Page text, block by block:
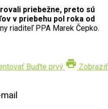
priebežne, preto sú
v priebehu pol roka od
riaditeľ PPA Marek Čepko.
Buďte prvý print Zobraziť